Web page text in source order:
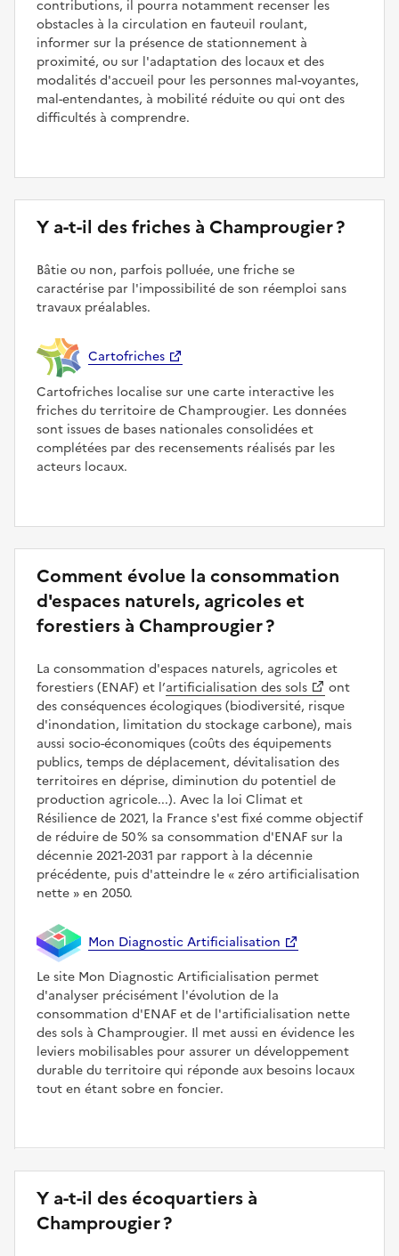
contributions, il pourra notamment recenser les
obstacles à la circulation en fauteuil roulant,
informer sur la présence de stationnement à
proximité, ou sur l'adaptation des locaux et des
modalités d'accueil pour les personnes mal-voyantes,
mal-entendantes, à mobilité réduite ou qui ont des
difficultés à comprendre.
Y a-t-il des friches à Champrougier ?
Bâtie ou non, parfois polluée, une friche se
caractérise par l'impossibilité de son réemploi sans
travaux préalables.
Cartofriches
Cartofriches localise sur une carte interactive les
friches du territoire de Champrougier. Les données
sont issues de bases nationales consolidées et
complétées par des recensements réalisés par les
acteurs locaux.
Comment évolue la consommation
d'espaces naturels, agricoles et
forestiers à Champrougier ?
La consommation d'espaces naturels, agricoles et
forestiers (ENAF) et l’artificialisation des sols
ont
des conséquences écologiques (biodiversité, risque
d'inondation, limitation du stockage carbone), mais
aussi socio-économiques (coûts des équipements
publics, temps de déplacement, dévitalisation des
territoires en déprise, diminution du potentiel de
production agricole...). Avec la loi Climat et
Résilience de 2021, la France s'est fixé comme objectif
de réduire de 50 % sa consommation d'ENAF sur la
décennie 2021-2031 par rapport à la décennie
précédente, puis d'atteindre le
zéro artificialisation
nette
en 2050.
Mon Diagnostic Artificialisation
Le site Mon Diagnostic Artificialisation permet
d'analyser précisément l'évolution de la
consommation d'ENAF et de l'artificialisation nette
des sols à Champrougier. Il met aussi en évidence les
leviers mobilisables pour assurer un développement
durable du territoire qui réponde aux besoins locaux
tout en étant sobre en foncier.
Y a-t-il des écoquartiers à
Champrougier ?